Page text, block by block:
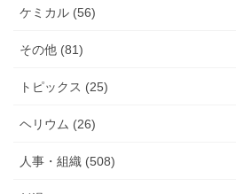
ケミカル (56)
その他 (81)
トピックス (25)
ヘリウム (26)
人事・組織 (508)